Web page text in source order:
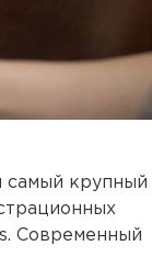
самый крупный
Современный